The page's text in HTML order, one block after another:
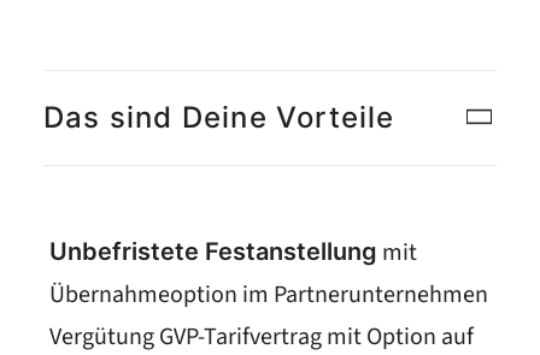
Das sind Deine Vorteile
Unbefristete Festanstellung mit
Übernahmeoption im Partnerunternehmen
Vergütung GVP-Tarifvertrag mit Option auf